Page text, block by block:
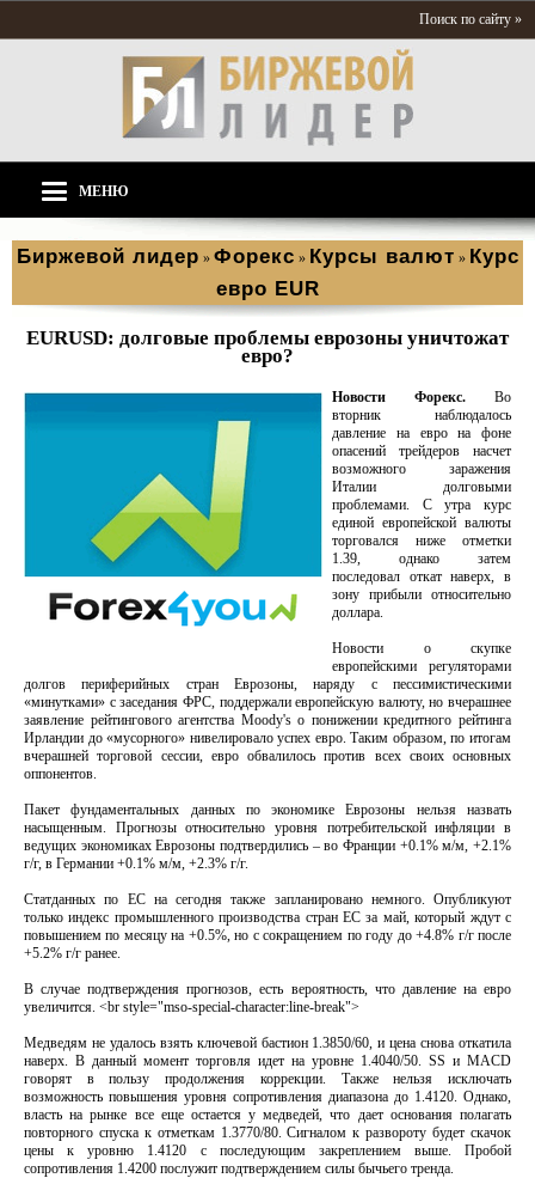
Поиск по сайту »
МЕНЮ
Биржевой лидер » Форекс » Курсы валют » Курс
евро EUR
EURUSD: долговые проблемы еврозоны уничтожат
евро?
Новости Форекс. Во
вторник наблюдалось
давление на евро на фоне
опасений трейдеров насчет
возможного заражения
Италии долговыми
проблемами. С утра курс
единой европейской валюты
торговался ниже отметки
1.39, однако затем
последовал откат наверх, в
зону прибыли относительно
доллара.
Новости о скупке
европейскими регуляторами
долгов периферийных стран Еврозоны, наряду с пессимистическими
«минутками» с заседания ФРС, поддержали европейскую валюту, но вчерашнее
заявление рейтингового агентства Moody's о понижении кредитного рейтинга
Ирландии до «мусорного» нивелировало успех евро. Таким образом, по итогам
вчерашней торговой сессии, евро обвалилось против всех своих основных
оппонентов.
Пакет фундаментальных данных по экономике Еврозоны нельзя назвать
насыщенным. Прогнозы относительно уровня потребительской инфляции в
ведущих экономиках Еврозоны подтвердились – во Франции +0.1% м/м, +2.1%
г/г, в Германии +0.1% м/м, +2.3% г/г.
Статданных по ЕС на сегодня также запланировано немного. Опубликуют
только индекс промышленного производства стран ЕС за май, который ждут с
повышением по месяцу на +0.5%, но с сокращением по году до +4.8% г/г после
+5.2% г/г ранее.
В случае подтверждения прогнозов, есть вероятность, что давление на евро
увеличится. <br style="mso-special-character:line-break">
Медведям не удалось взять ключевой бастион 1.3850/60, и цена снова откатила
наверх. В данный момент торговля идет на уровне 1.4040/50. SS и MACD
говорят в пользу продолжения коррекции. Также нельзя исключать
возможность повышения уровня сопротивления диапазона до 1.4120. Однако,
власть на рынке все еще остается у медведей, что дает основания полагать
повторного спуска к отметкам 1.3770/80. Сигналом к развороту будет скачок
цены к уровню 1.4120 с последующим закреплением выше. Пробой
сопротивления 1.4200 послужит подтверждением силы бычьего тренда.